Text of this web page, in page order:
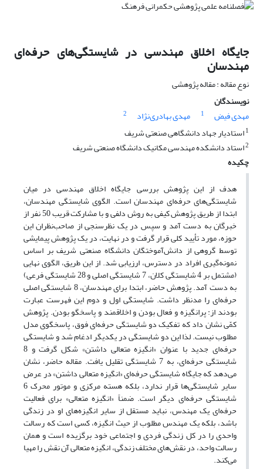
جایگاه اخلاق مهندسی در شایستگی‌های حرفه‌ای
مهندسان
نوع مقاله : مقاله پژوهشی
نویسندگان
مهدی فیض
1 مهدی بهادری‌نژاد
2
1استادیار جهاد دانشگاهی صنعتی شریف
2استاد دانشکده مهندسی مکانیک دانشگاه صنعتی شریف
چکیده
هدف از این پژوهش بررسی جایگاه اخلاق مهندسی در میان
شایستگی‌های حرفه‌ای مهندسان است. الگوی شایستگی مهندسان،
ابتدا از طریق پژوهش کیفی به روش دلفی و با مشارکت قریب 50 نفر از
خبرگان به دست آمد و سپس در یک نظرسنجی از صاحب‌نظران این
حوزه، مورد تأیید کلی قرار گرفت و در نهایت، در یک پژوهش پیمایشی
توسط گروهی از دانش‌آموختگان دانشگاه صنعتی شریف بر اساس
نمونه‌گیری افراد در دسترس، ارزیابی شد. از این طریق، الگوی نهایی
(مشتمل بر 4 شایستگی کلان، 7 شایستگی اصلی و 28 شایستگی فرعی)
به دست آمد. پژوهش حاضر، ابتدا برای مهندسان، 8 شایستگی اصلی
حرفه‌ای را مدنظر داشت. شایستگی اول و دوم این فهرست عبارت
بودند از: پرانگیزه و فعال بودن و اخلاقمند و پاسخگو بودن. پژوهش
کمّی نشان داد که تفکیک دو شایستگی حرفه‌ای فوق، پاسخگوی مدل
مطلوب نیست. لذا این دو شایستگی در یکدیگر ادغام شد و شایستگی
حرفه‌ای جدید با عنوان «انگیزه متعالی داشتن» شکل گرفت و 8
شایستگی حرفه‌ای، به 7 شایستگی تقلیل یافت. مقاله حاضر، نشان
می‌دهد که جایگاه شایستگی حرفه‌ای «انگیزه متعالی داشتن» در عرض
سایر شایستگی‌ها قرار ندارد، بلکه هسته مرکزی و موتور محرک 6
شایستگی حرفه‌ای دیگر است. ضمناً «انگیزه متعالی» برای فعالیت
حرفه‌ای یک مهندس، نباید مستقل از سایر انگیزه‌های او در زندگی
باشد، بلکه یک مهندس مطلوب از حیث انگیزه، کسی است که رسالت
واحدی را در کل زندگی فردی و اجتماعی خود برگزیده است و همان
رسالت واحد، در نقش‌های مختلف زندگی، انگیزه متعالی آن نقش را مهیا
می‌کند.